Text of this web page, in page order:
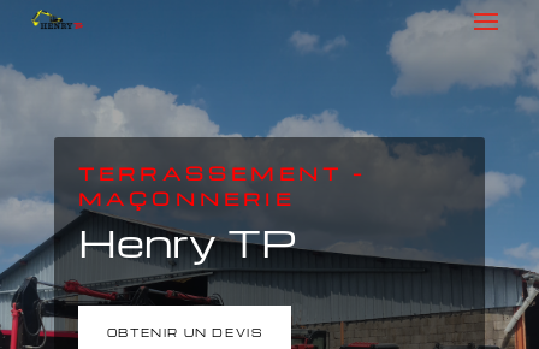
TERRASSEMENT –
MAÇONNERIE
Henry TP
OBTENIR UN DEVIS